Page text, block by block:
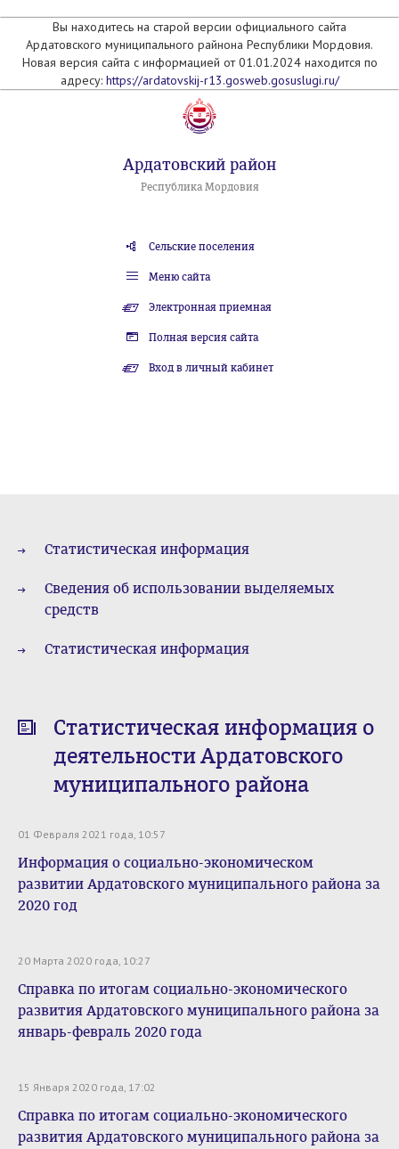
Вы находитесь на старой версии официального сайта
Ардатовского муниципального райнона Республики Мордовия.
Новая версия сайта с информацией от 01.01.2024 находится по
адресу: https://ardatovskij-r13.gosweb.gosuslugi.ru/
Ардатовский район
Республика Мордовия
Сельские поселения
Меню сайта
Электронная приемная
Полная версия сайта
Вход в личный кабинет
Статистическая информация
Сведения об использовании выделяемых
средств
Статистическая информация
Статистическая информация о
деятельности Ардатовского
муниципального района
01 Февраля 2021 года, 10:57
Информация о социально-экономическом
развитии Ардатовского муниципального района за
2020 год
20 Марта 2020 года, 10:27
Справка по итогам социально-экономического
развития Ардатовского муниципального района за
январь-февраль 2020 года
15 Января 2020 года, 17:02
Справка по итогам социально-экономического
развития Ардатовского муниципального района за